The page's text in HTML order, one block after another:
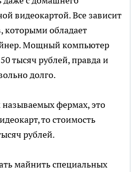
видеокартой. Все зависит
которыми обладает
Мощный компьютер
тысяч рублей, правда и
долго.
называемых фермах, это
то стоимость
рублей.
майнить специальных